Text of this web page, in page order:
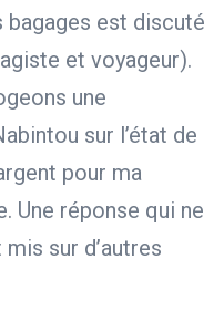
bagages est discuté
et voyageur).
une
sur l’état de
pour ma
Une réponse qui ne
sur d’autres